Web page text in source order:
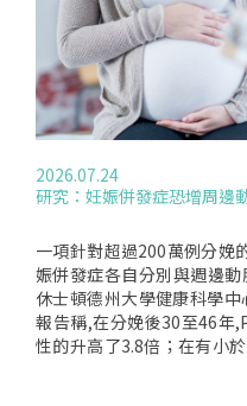
胰臟,以及所有與代謝和體
響.卡路里是用來衡量身體
取多少能量的單位.聽起來
路里"的複雜性成為大眾焦點
其產品標示的熱量與脂肪含
指控是根據"彈卡計法
在"熱量都算進去.但人體並
雜得多,也不會同樣利用所
法都沒有錯,但從飲食角度
內分泌科醫師暨研究員
計,測得的數值約為每公克4
獲得熱量,但人類不行.標示
的熱量,反映的是身體"可能
達20%.此外,食材是否容易
2026.07.24
研究：妊娠併發症恐增周邊
一項針對超過200萬例分娩
娠併發症各自分別與週邊
休士頓德州大學健康科學
報告稱,在分娩後30至46年
性的升高了3.8倍；在有小
前症女性升高了1.3倍.分娩